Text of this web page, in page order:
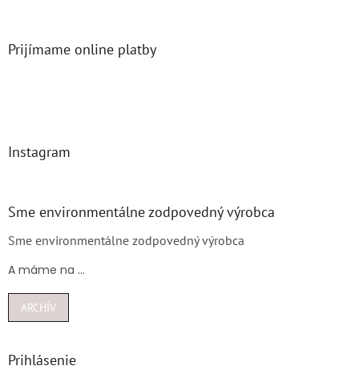
Prijímame online platby
Instagram
Sme environmentálne zodpovedný výrobca
Sme environmentálne zodpovedný výrobca
A máme na ...
ARCHÍV
Prihlásenie